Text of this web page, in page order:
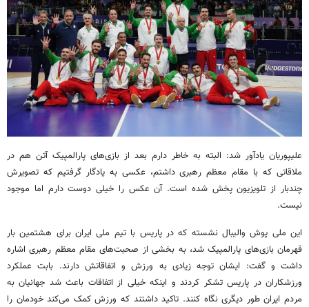
علیپوریان یادآور شد: البته به خاطر دارم بعد از بازی‌های پارالمپیک آتن هم در
ملاقاتی که با مقام معظم رهبری داشتم، عکسی به یادگار گرفتیم که تصویرش
چندبار از تلویزیون پخش شده است. آن عکس را خیلی دوست دارم اما موجود
نیست.
این ملی پوش والیبال نشسته که در پاریس با تیم ملی ایران برای هشتمین بار
قهرمان بازی‌های پارالمپیک شد، به بخشی از صحبت‌های مقام معظم رهبری اشاره
داشت و گفت: ایشان توجه زیادی به ورزش و اتفاقاتش دارند. بابت عملکرد
ورزشکاران در پاریس تشکر کردند و اینکه خیلی از اتفاقات باعث شد جهانیان به
مردم ایران طور دیگری نگاه کنند. تاکید داشتند که ورزش کمک می‌کند خودمان را